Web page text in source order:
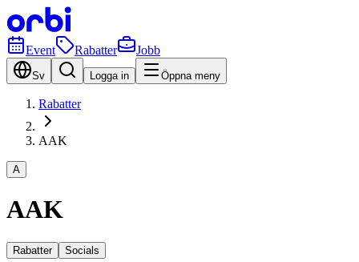
Event Rabatter Jobb
Sv Logga in Öppna meny
Rabatter
AAK
A
AAK
Rabatter Socials